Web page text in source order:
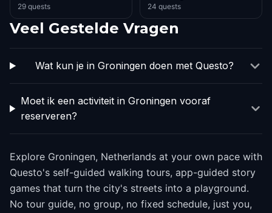
29 quests 24 quests
Veel Gestelde Vragen
Wat kun je in Groningen doen met Questo?
Moet ik een activiteit in Groningen vooraf
reserveren?
Explore Groningen, Netherlands at your own pace with
Questo's self-guided walking tours, app-guided story
games that turn the city's streets into a playground.
No tour guide, no group, no fixed schedule, just you,